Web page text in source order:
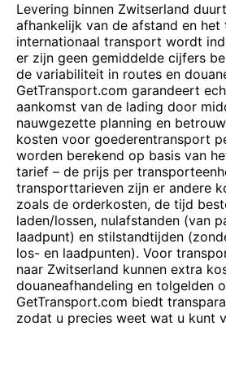
Levering binnen Zwitserland
afhankelijk van de afstand en
internationaal transport wordt
er zijn geen gemiddelde cijfers
de variabiliteit in routes en
GetTransport.com garandeert
aankomst van de lading door
nauwgezette planning en
kosten voor goederentransport
worden berekend op basis van
tarief – de prijs per
transporttarieven zijn er andere
zoals de orderkosten, de tijd
laden/lossen, nulafstanden (van
laadpunt) en stilstandtijden
los- en laadpunten). Voor
naar Zwitserland kunnen extra
douaneafhandeling en tolgelden
GetTransport.com biedt
zodat u precies weet wat u kunt